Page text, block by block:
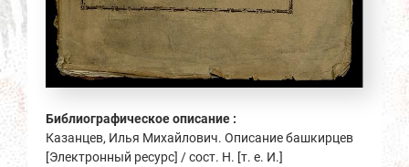
Библиографическое описание :
Казанцев, Илья Михайлович. Описание башкирцев
[Электронный ресурс] / сост. Н. [т. е. И.]